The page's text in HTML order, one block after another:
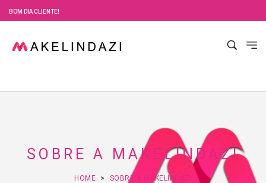
BOM DIA CLIENTE!
SOBRE A MAKELINDAZI
HOME SOBRE A MAKELINDAZI